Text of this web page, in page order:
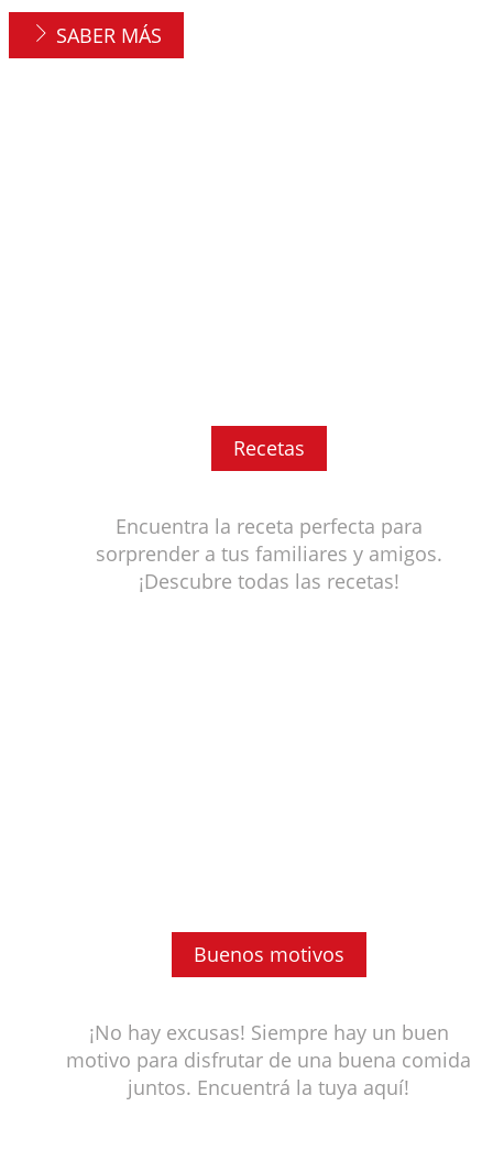
SABER MÁS
Recetas
Encuentra la receta perfecta para
sorprender a tus familiares y amigos.
¡Descubre todas las recetas!
Buenos motivos
¡No hay excusas! Siempre hay un buen
motivo para disfrutar de una buena comida
juntos. Encuentrá la tuya aquí!